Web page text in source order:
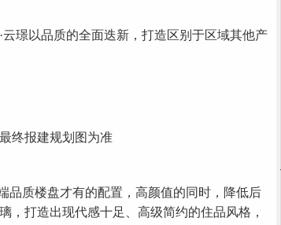
璟以品质的全面迭新，打造区别于区域其他产
终报建规划图为准
质楼盘才有的配置，高颜值的同时，降低后
，打造出现代感十足、高级简约的住品风格，